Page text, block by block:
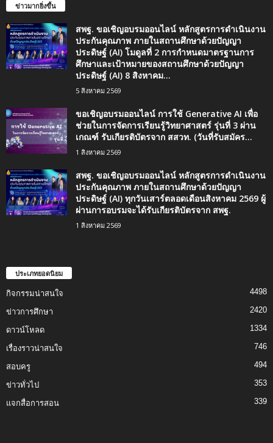
ข่าวมากยิ่งขึ้น
สพฐ. ขอเชิญอบรมออนไลน์ หลักสูตรการดำเนินงาน
ประกันคุณภาพ ภายในสถานศึกษาด้วยปัญญา
ประดิษฐ์ (AI) โมดูลที่ 2 การกำหนดมาตรฐานการ
ศึกษาและเป้าหมายของสถานศึกษาด้วยปัญญา
ประดิษฐ์ (AI) 8 สิงหาคม...
5 สิงหาคม 2569
ขอเชิญอบรมออนไลน์ การใช้ Generative AI เพื่อ
ช่วยในการจัดการเรียนรู้วิทยาศาสตร์ รุ่นที่ 3 ผ่าน
เกณฑ์ รับเกียรติบัตรจาก สสวท. (วันที่รับสมัคร...
1 สิงหาคม 2569
สพฐ. ขอเชิญอบรมออนไลน์ หลักสูตรการดำเนินงาน
ประกันคุณภาพ ภายในสถานศึกษาด้วยปัญญา
ประดิษฐ์ (AI) ทุกวันเสาร์ตลอดเดือนสิงหาคม 2569 ผู้
ผ่านการอบรมจะได้รับเกียรติบัตรจาก สพฐ.
1 สิงหาคม 2569
ประเภทยอดนิยม
กิจกรรมน่าสนใจ 4498
ข่าวการศึกษา 2420
ดาวน์โหลด 1334
เรื่องราวน่าสนใจ 746
สอบครู 494
ข่าวทั่วไป 353
แจกสื่อการสอน 339